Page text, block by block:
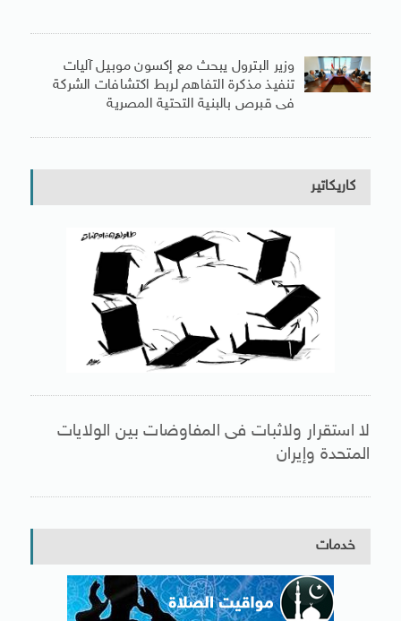
وزير البترول يبحث مع إكسون موبيل آليات
تنفيذ مذكرة التفاهم لربط اكتشافات الشركة
فى قبرص بالبنية التحتية المصرية
كاريكاتير
لا استقرار ولاثبات فى المفاوضات بين الولايات
المتحدة وإيران
خدمات